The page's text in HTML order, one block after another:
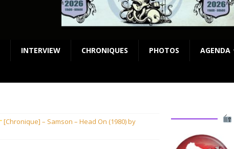
INTERVIEW CHRONIQUES PHOTOS AGENDA
[Chronique] – Samson – Head On (1980) by